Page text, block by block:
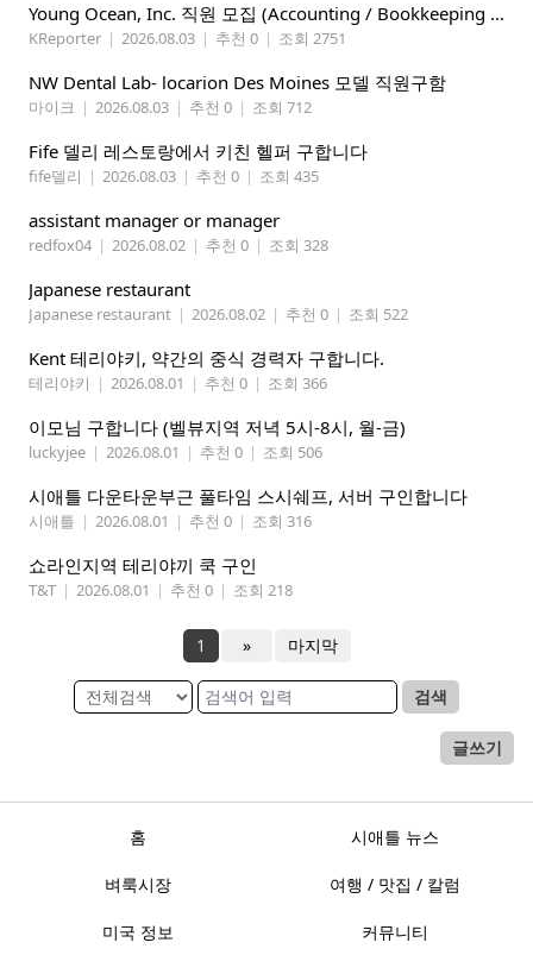
Young Ocean, Inc. 직원 모집 (Accounting / Bookkeeping 분야)
KReporter | 2026.08.03 | 추천 0 | 조회 2751
NW Dental Lab- locarion Des Moines 모델 직원구함
마이크 | 2026.08.03 | 추천 0 | 조회 712
Fife 델리 레스토랑에서 키친 헬퍼 구합니다
fife델리 | 2026.08.03 | 추천 0 | 조회 435
assistant manager or manager
redfox04 | 2026.08.02 | 추천 0 | 조회 328
Japanese restaurant
Japanese restaurant | 2026.08.02 | 추천 0 | 조회 522
Kent 테리야키, 약간의 중식 경력자 구합니다.
테리야키 | 2026.08.01 | 추천 0 | 조회 366
이모님 구합니다 (벨뷰지역 저녁 5시-8시, 월-금)
luckyjee | 2026.08.01 | 추천 0 | 조회 506
시애틀 다운타운부근 풀타임 스시쉐프, 서버 구인합니다
시애틀 | 2026.08.01 | 추천 0 | 조회 316
쇼라인지역 테리야끼 쿡 구인
T&T | 2026.08.01 | 추천 0 | 조회 218
1 » 마지막
검색
글쓰기
홈 시애틀 뉴스
벼룩시장 여행 / 맛집 / 칼럼
미국 정보 커뮤니티